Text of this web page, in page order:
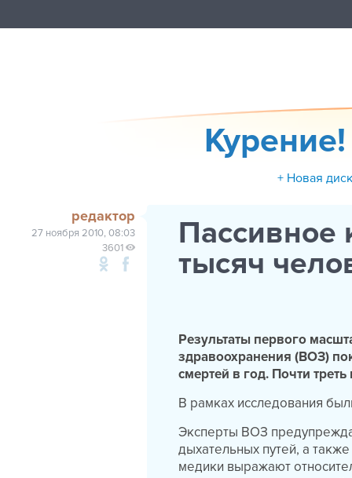
+ Новая
редактор
27 ноября 2010, 08:03
3601
Пассивное
тысяч
Результаты первого
здравоохранения (ВОЗ)
смертей в год. Почти
В рамках исследования
Эксперты ВОЗ
дыхательных путей, а
медики выражают